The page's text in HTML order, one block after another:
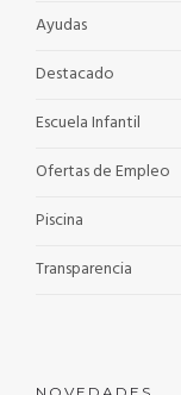
Ayudas
Destacado
Escuela Infantil
Ofertas de Empleo
Piscina
Transparencia